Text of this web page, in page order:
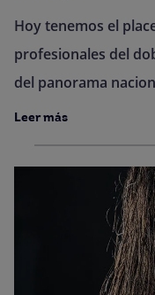
Hoy tenemos el
profesionales del
del panorama
Leer más